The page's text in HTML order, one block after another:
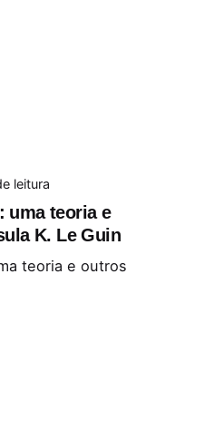
leitura
uma teoria e
K. Le Guin
teoria e outros